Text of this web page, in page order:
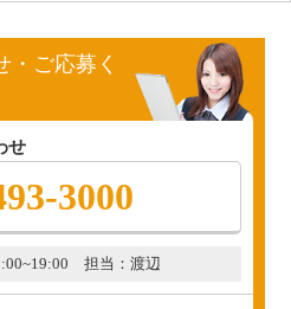
・ご応募く
せ
3000
担当：渡辺